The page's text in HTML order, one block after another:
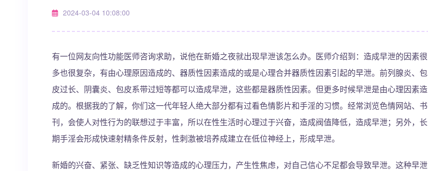
2024-03-04 10:08:00
有一位网友向性功能医师咨询求助，说他在新婚之夜就出现早泄该怎么办。医师介绍到：造成早泄的因素很
多也很复杂，有由心理原因造成的、器质性因素造成的或是心理合并器质性因素引起的早泄。前列腺炎、包
皮过长、阴囊炎、包皮系带过短等都可以造成早泄，这些都是器质性因素。但更多时候早泄是由心理因素造
成的。根据我的了解，你们这一代年轻人绝大部分都有过看色情影片和手淫的习惯。经常浏览色情网站、书
刊，会使人对性行为的联想过于丰富，所以在性生活时心理过于兴奋，造成阀值降低，造成早泄；另外，长
期手淫会形成快速射精条件反射，性刺激被培养成建立在低位神经上，形成早泄。
新婚的兴奋、紧张、缺乏性知识等造成的心理压力，产生性焦虑，对自己信心不足都会导致早泄。这种早泄